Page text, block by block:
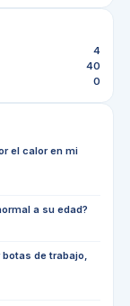
4
40
0
el calor en mi
a su edad?
de trabajo,